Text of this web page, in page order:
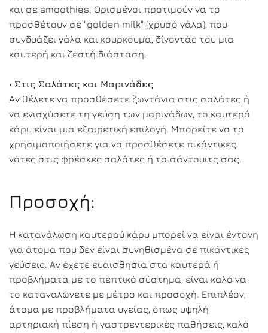
και σε smoothies. Ορισμένοι προτιμούν να το
προσθέτουν σε "golden milk" (χρυσό γάλα), που
συνδυάζει γάλα και κουρκουμά, δίνοντάς του μια
καυτερή και ζεστή διάσταση.
• Στις Σαλάτες και Μαρινάδες
Αν θέλετε να προσθέσετε ζωντάνια στις σαλάτες ή
να ενισχύσετε τη γεύση των μαρινάδων, το καυτερό
κάρυ είναι μια εξαιρετική επιλογή. Μπορείτε να το
χρησιμοποιήσετε για να προσθέσετε πικάντικες
νότες στις φρέσκες σαλάτες ή τα σάντουιτς σας.
Προσοχή:
Η κατανάλωση καυτερού κάρυ μπορεί να είναι έντονη
για άτομα που δεν είναι συνηθισμένα σε πικάντικες
γεύσεις. Αν έχετε ευαισθησία στα καυτερά ή
προβλήματα με το πεπτικό σύστημα, είναι καλό να
το καταναλώνετε με μέτρο και προσοχή. Επιπλέον,
άτομα με προβλήματα υγείας, όπως υψηλή
αρτηριακή πίεση ή γαστρεντερικές παθήσεις, καλό